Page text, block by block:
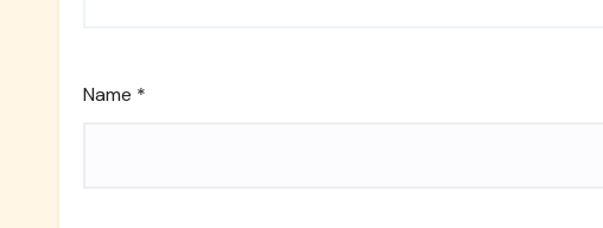
Name *